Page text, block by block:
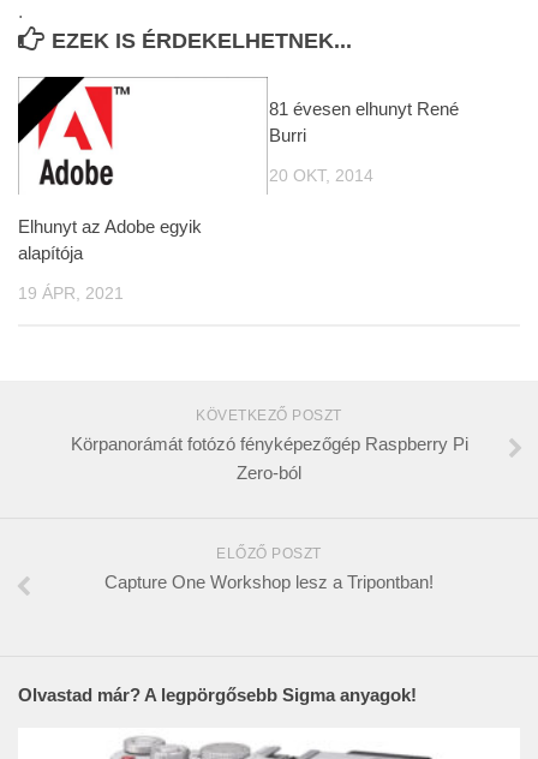
.
EZEK IS ÉRDEKELHETNEK...
Elhunyt az Adobe egyik
alapítója
19 ÁPR, 2021
81 évesen elhunyt René
Burri
20 OKT, 2014
KÖVETKEZŐ POSZT
Körpanorámát fotózó fényképezőgép Raspberry Pi
Zero-ból
ELŐZŐ POSZT
Capture One Workshop lesz a Tripontban!
Olvastad már? A legpörgősebb Sigma anyagok!